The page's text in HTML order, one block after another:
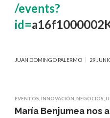
/events?
id=
JUAN DOMINGO PALERMO 29
EVENTOS INNOVACIÓN NEGOCIOS
María Benjumea nos